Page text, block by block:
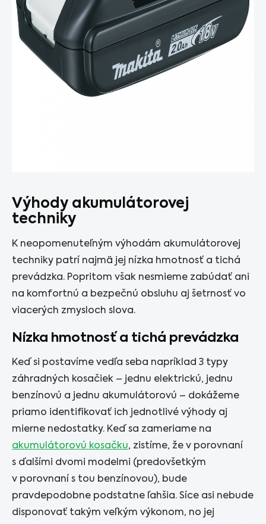
Výhody akumulátorovej
techniky
K neopomenuteľným výhodám akumulátorovej
techniky patrí najmä jej nízka hmotnosť a tichá
prevádzka. Popritom však nesmieme zabúdať ani
na komfortnú a bezpečnú obsluhu aj šetrnosť vo
viacerých zmysloch slova.
Nízka hmotnosť a tichá prevádzka
Keď si postavíme vedľa seba napríklad 3 typy
záhradných kosačiek – jednu elektrickú, jednu
benzínovú a jednu akumulátorovú – dokážeme
priamo identifikovať ich jednotlivé výhody aj
mierne nedostatky. Keď sa zameriame na
akumulátorovú kosačku, zistíme, že v porovnaní
s ďalšími dvomi modelmi (predovšetkým
v porovnaní s tou benzínovou), bude
pravdepodobne podstatne ľahšia. Síce asi nebude
disponovať takým veľkým výkonom, no jej